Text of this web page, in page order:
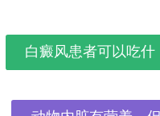
白癜风患者可以吃什